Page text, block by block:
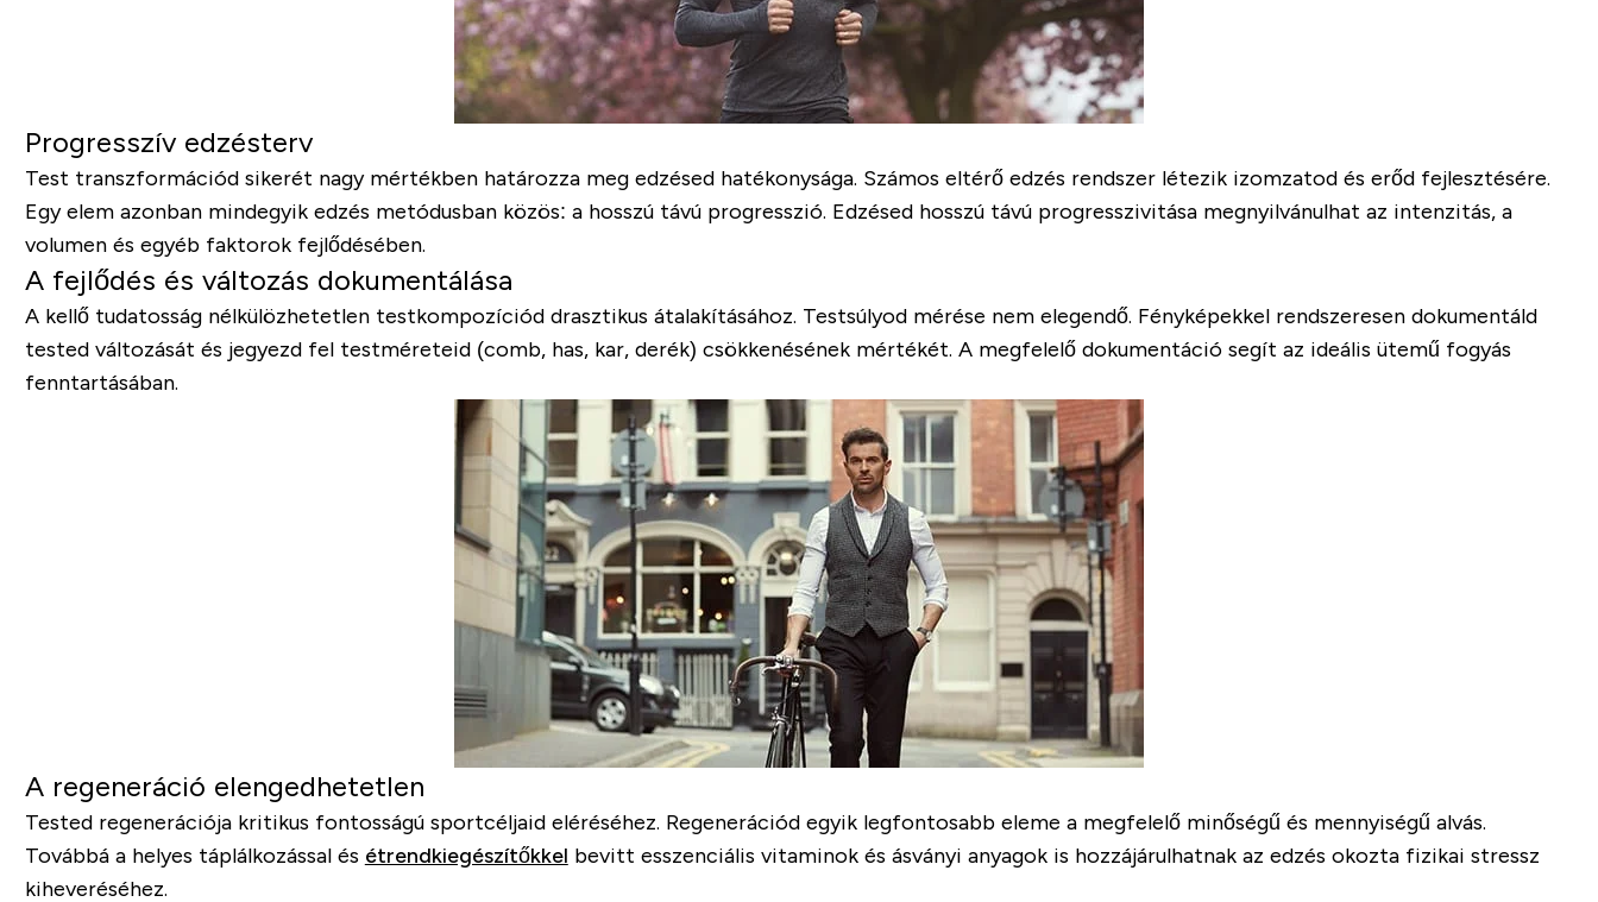
Progresszív edzésterv
Test transzformációd sikerét nagy mértékben határozza meg edzésed hatékonysága. Számos eltérő edzés rendszer létezik izomzatod és erőd fejlesztésére.
Egy elem azonban mindegyik edzés metódusban közös: a hosszú távú progresszió. Edzésed hosszú távú progresszivitása megnyilvánulhat az intenzitás, a
volumen és egyéb faktorok fejlődésében.
A fejlődés és változás dokumentálása
A kellő tudatosság nélkülözhetetlen testkompozíciód drasztikus átalakításához. Testsúlyod mérése nem elegendő. Fényképekkel rendszeresen dokumentáld
tested változását és jegyezd fel testméreteid (comb, has, kar, derék) csökkenésének mértékét. A megfelelő dokumentáció segít az ideális ütemű fogyás
fenntartásában.
A regeneráció elengedhetetlen
Tested regenerációja kritikus fontosságú sportcéljaid eléréséhez. Regenerációd egyik legfontosabb eleme a megfelelő minőségű és mennyiségű alvás.
Továbbá a helyes táplálkozással és étrendkiegészítőkkel bevitt esszenciális vitaminok és ásványi anyagok is hozzájárulhatnak az edzés okozta fizikai stressz
kiheveréséhez.